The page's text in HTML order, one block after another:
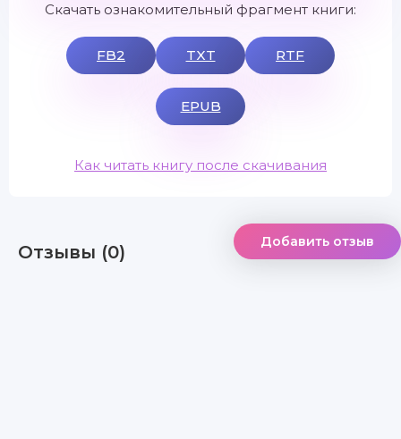
Скачать ознакомительный фрагмент книги:
FB2 TXT RTF
EPUB
Как читать книгу после скачивания
Отзывы (0) Добавить отзыв